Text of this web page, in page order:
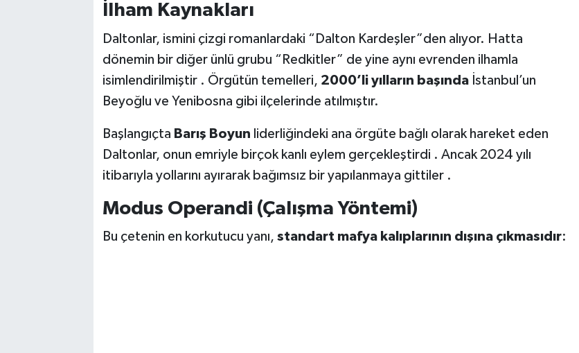
İlham Kaynakları
Daltonlar, ismini çizgi romanlardaki “Dalton Kardeşler”den alıyor. Hatta
dönemin bir diğer ünlü grubu “Redkitler” de yine aynı evrenden ilhamla
isimlendirilmiştir . Örgütün temelleri, 2000’li yılların başındaİstanbul’un
Beyoğlu ve Yenibosna gibi ilçelerinde atılmıştır.
Başlangıçta Barış Boyun liderliğindeki ana örgüte bağlı olarak hareket eden
Daltonlar, onun emriyle birçok kanlı eylem gerçekleştirdi . Ancak 2024 yılı
itibarıyla yollarını ayırarak bağımsız bir yapılanmaya gittiler .
Modus Operandi (Çalışma Yöntemi)
Bu çetenin en korkutucu yanı, standart mafya kalıplarının dışına çıkmasıdır: